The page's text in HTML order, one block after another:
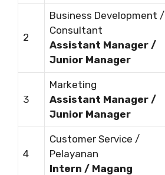
2
Business Development /
Consultant
Assistant Manager /
Junior Manager
3
Marketing
Assistant Manager /
Junior Manager
4
Customer Service /
Pelayanan
Intern / Magang